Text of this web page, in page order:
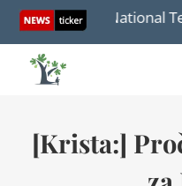
Skip
content
with U18 National Team
články
videa
[Krista:]